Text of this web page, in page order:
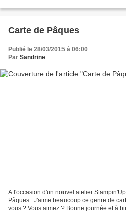
Carte de Pâques
Publié le 28/03/2015 à 06:00
Par Sandrine
A l'occasion d'un nouvel atelier
Pâques : J'aime beaucoup ce genre de
vous ? Vous aimez ? Bonne journée et à